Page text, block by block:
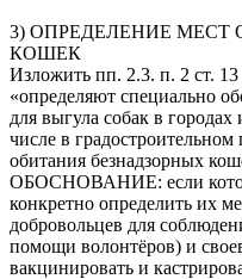
3) ОПРЕДЕЛЕНИЕ МЕСТ
КОШЕК
Изложить пп. 2.3. п. 2 ст.
«определяют специально
для выгула собак в
числе в
обитания безнадзорных
ОБОСНОВАНИЕ: если котов
конкретно определить их
добровольцев для
помощи волонтёров) и
вакцинировать и